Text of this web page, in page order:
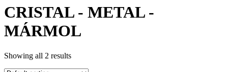
CRISTAL - METAL -
MÁRMOL
Showing all 2 results